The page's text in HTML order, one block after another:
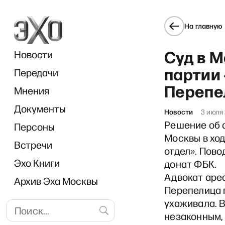
Новости
Передачи
Мнения
Документы
Персоны
Встречи
Эхо Книги
Архив Эха Москвы
На главную
Суд в
Новости 3 июля
Решение об
Москвы в
отдел».
донат ФБК.
Адвокат
Перепелица
ухаживала.